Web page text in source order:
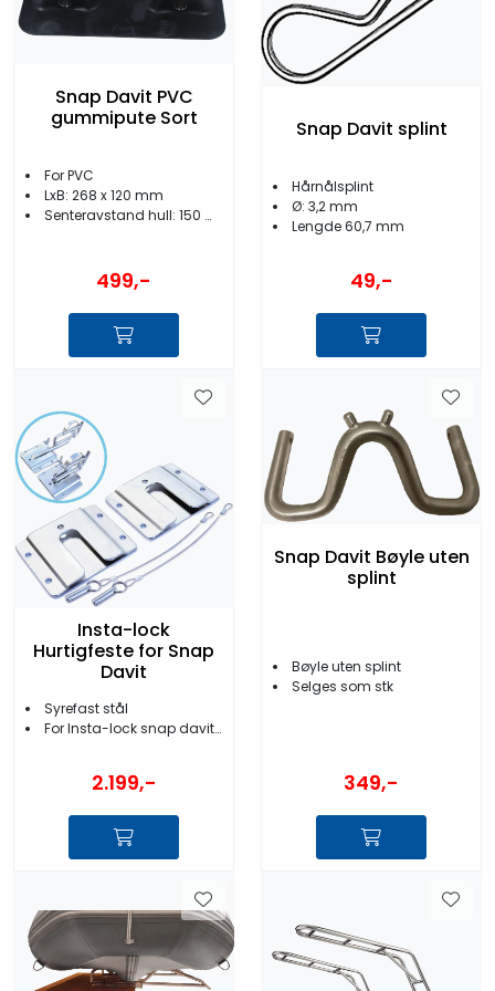
Snap Davit PVC
gummipute Sort
For PVC
LxB: 268 x 120 mm
Senteravstand hull: 150 mm
499,-
Snap Davit splint
Hårnålsplint
Ø: 3,2 mm
Lengde 60,7 mm
49,-
Insta-lock
Hurtigfeste for Snap
Davit
Syrefast stål
For Insta-lock snap daviter
2.199,-
Snap Davit Bøyle uten
splint
Bøyle uten splint
Selges som stk
349,-